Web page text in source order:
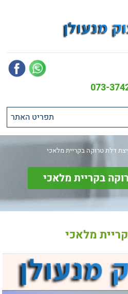
דלת טרוקה בקריית מלאכי
בקריית מלאכי
מלאכי